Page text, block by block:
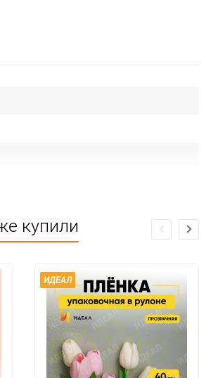
купили
ИДЕАЛ